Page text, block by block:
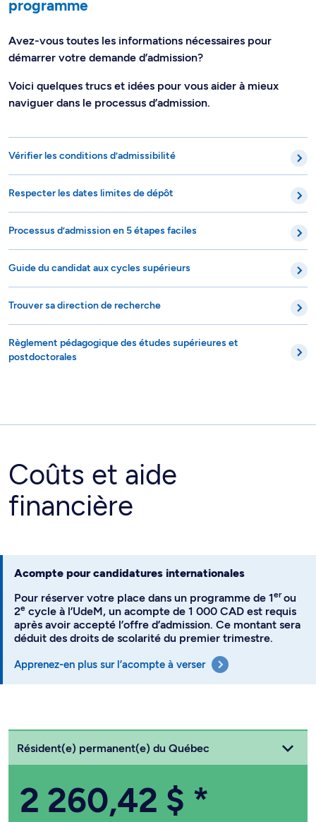
programme
Avez-vous toutes les informations nécessaires pour
démarrer votre demande d’admission?
Voici quelques trucs et idées pour vous aider à mieux
naviguer dans le processus d’admission.
Vérifier les conditions d’admissibilité
Respecter les dates limites de dépôt
Processus d’admission en 5 étapes faciles
Guide du candidat aux cycles supérieurs
Trouver sa direction de recherche
Règlement pédagogique des études supérieures et
postdoctorales
Coûts et aide
financière
Acompte pour candidatures internationales
Pour réserver votre place dans un programme de 1erou
2e cycle à l’UdeM, un acompte de 1 000 CAD est requis
après avoir accepté l’offre d’admission. Ce montant sera
déduit des droits de scolarité du premier trimestre.
Apprenez-en plus sur l’acompte à verser
Choisissez votre statut
Résident(e) permanent(e) du Québec
2 260,42 $ *